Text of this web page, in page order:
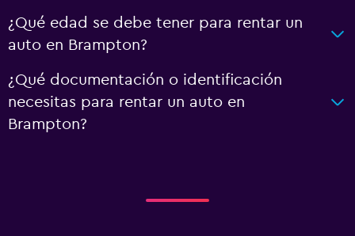
¿Qué edad se debe tener para rentar un
auto en Brampton?
¿Qué documentación o identificación
necesitas para rentar un auto en
Brampton?